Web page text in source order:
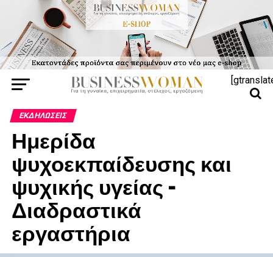
ΕΚΔΗΛΏΣΕΙΣ
Ημερίδα
ψυχοεκπαίδευσης και
ψυχικής υγείας –
Διαδραστικά
εργαστήρια